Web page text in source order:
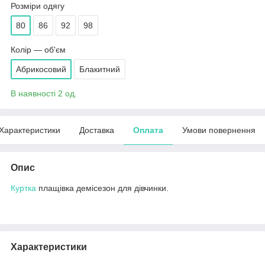
Розміри одягу
80 86 92 98
Колір — об'єм
Абрикосовий Блакитний
В наявності 2 од.
Доставка Оплата Умови повернення
Опис
Куртка плащівка демісезон для дівчинки.
Характеристики